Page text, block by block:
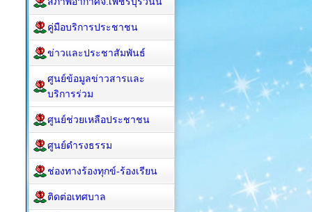
คู่มือบริการประชาชน
ข่าวและประชาสัมพันธ์
ศูนย์ข้อมูลข่าวสารและ
บริการร่วม
ศูนย์ช่วยเหลือประชาชน
ศูนย์ดำรงธรรม
ช่องทางร้องทุกข์-ร้องเรียน
ติดต่อเทศบาล